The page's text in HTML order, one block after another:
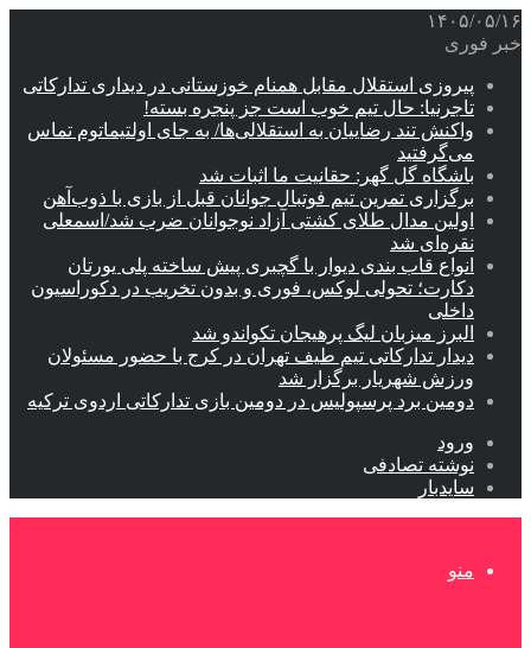
۱۴۰۵/۰۵/۱۶
خبر فوری
پیروزی استقلال مقابل همنام خوزستانی در دیداری تدارکاتی
تاجرنیا: حال تیم خوب است جز پنجره بسته!
واکنش تند رضاییان به استقلالی‌ها/ به جای اولتیماتوم تماس
می‌گرفتید
باشگاه گل گهر: حقانیت ما اثبات شد
برگزاری تمرین تیم فوتبال جوانان قبل از بازی با ذوب‌آهن
اولین مدال طلای کشتی آزاد نوجوانان ضرب شد/اسمعلی
نقره‌ای شد
انواع قاب بندی دیوار با گچبری پیش ساخته پلی یورتان
دکارت؛ تحولی لوکس، فوری و بدون تخریب در دکوراسیون
داخلی
البرز میزبان لیگ پرهیجان تکواندو شد
دیدار تدارکاتی تیم طیف تهران در کرج با حضور مسئولان
ورزش شهریار برگزار شد
دومین برد پرسپولیس در دومین بازی تدارکاتی اردوی ترکیه
ورود
نوشته تصادفی
سایدبار
منو